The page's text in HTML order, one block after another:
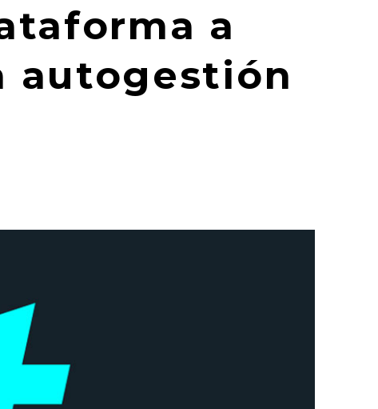
a
autogestión